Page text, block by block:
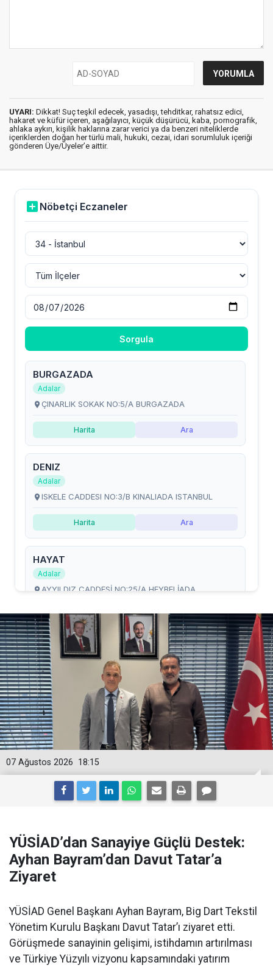
UYARI: Dikkat! Suç teşkil edecek, yasadışı, tehditkar, rahatsız edici,
hakaret ve küfür içeren, aşağılayıcı, küçük düşürücü, kaba, pornografik,
ahlaka aykırı, kişilik haklarına zarar verici ya da benzeri niteliklerde
içeriklerden doğan her türlü mali, hukuki, cezai, idari sorumluluk içeriği
gönderen Üye/Üyeler’e aittir.
18:15
07 Ağustos 2026
YÜSİAD’dan Sanayiye Güçlü Destek:
Ayhan Bayram’dan Davut Tatar’a
Ziyaret
YÜSİAD Genel Başkanı Ayhan Bayram, Big Dart Tekstil
Yönetim Kurulu Başkanı Davut Tatar’ı ziyaret etti.
Görüşmede sanayinin gelişimi, istihdamın artırılması
ve Türkiye Yüzyılı vizyonu kapsamındaki yatırım